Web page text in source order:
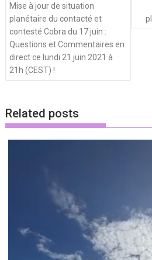
Mise à jour de situation
planétaire du contacté et
contesté Cobra du 17 juin :
Questions et Commentaires en
direct ce lundi 21 juin 2021 à
21h (CEST) !
Related posts